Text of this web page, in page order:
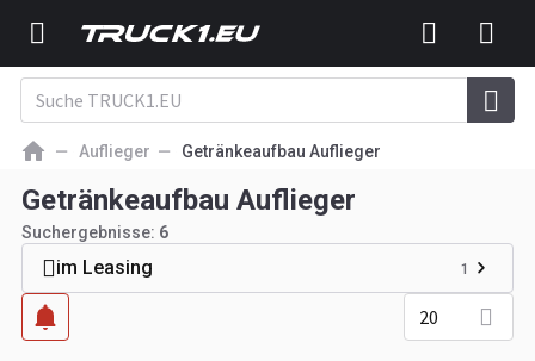
Auflieger Getränkeaufbau Auflieger
Getränkeaufbau Auflieger
Suchergebnisse: 6
im Leasing 1
20